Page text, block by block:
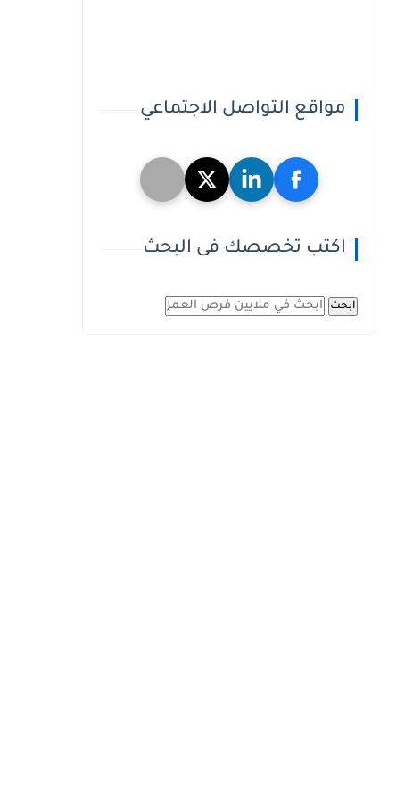
مواقع التواصل الاجتماعي
اكتب تخصصك فى البحث
ابحث